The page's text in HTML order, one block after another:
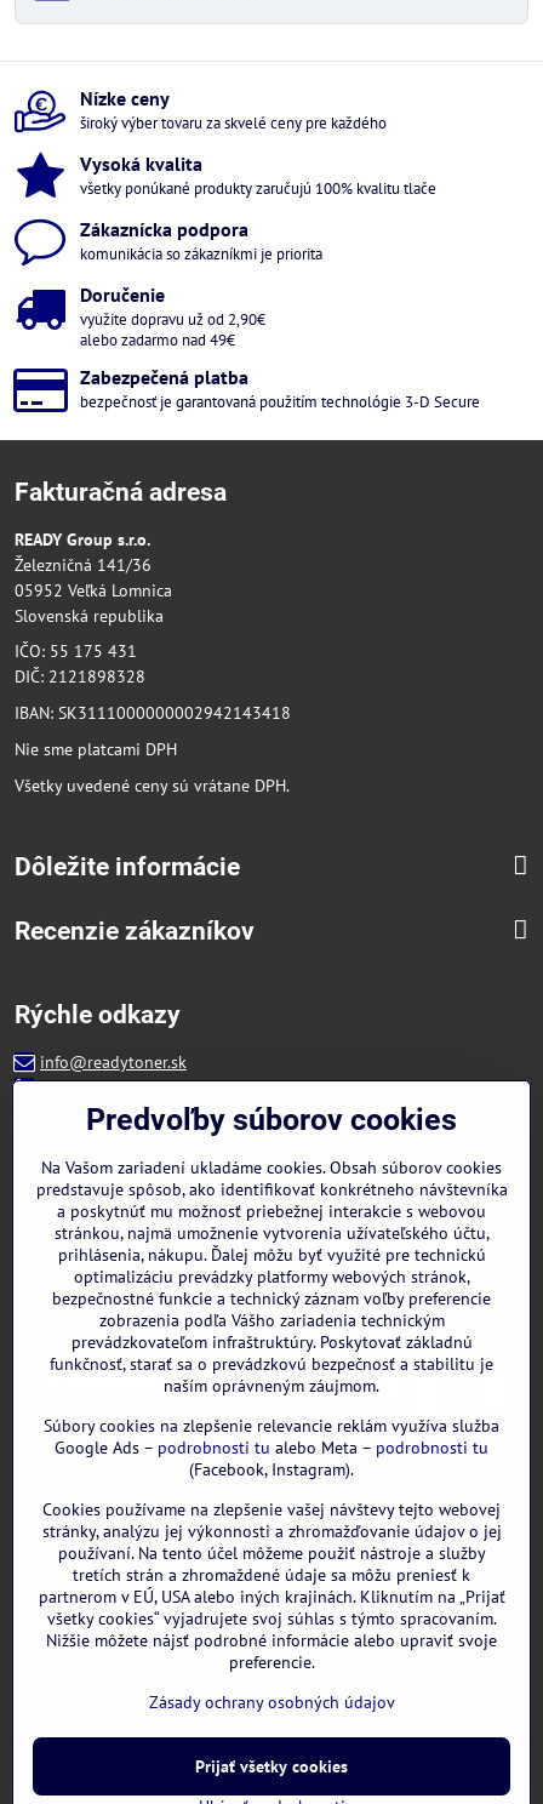
Nízke ceny
široký výber tovaru za skvelé ceny pre každého
Vysoká kvalita
všetky ponúkané produkty zaručujú 100% kvalitu tlače
Zákaznícka podpora
komunikácia so zákazníkmi je priorita
Doručenie
využite dopravu už od 2,90€
alebo zadarmo nad 49€
Zabezpečená platba
bezpečnosť je garantovaná použitím technológie 3-D Secure
Fakturačná adresa
READY Group s.r.o.
Železničná 141/36
05952 Veľká Lomnica
Slovenská republika
IČO: 55 175 431
DIČ: 2121898328
IBAN: SK3111000000002942143418
Nie sme platcami DPH
Všetky uvedené ceny sú vrátane DPH.
Dôležite informácie
Recenzie zákazníkov
Rýchle odkazy
info@readytoner.sk
+421 944 322 536 (PO-PIA: 09:00- 15:00)
Facebook
WhatsApp
GOOGLE recenzie:
©2026Copyright
Predvoľby súkromiaZásady ochrany osobných údajov
Predvoľby súborov cookies
Na Vašom zariadení ukladáme cookies. Obsah súborov cookies
predstavuje spôsob, ako identifikovať konkrétneho návštevníka
a poskytnúť mu možnosť priebežnej interakcie s webovou
stránkou, najmä umožnenie vytvorenia užívateľského účtu,
prihlásenia, nákupu. Ďalej môžu byť využité pre technickú
optimalizáciu prevádzky platformy webových stránok,
bezpečnostné funkcie a technický záznam voľby preferencie
zobrazenia podľa Vášho zariadenia technickým
prevádzkovateľom infraštruktúry. Poskytovať základnú
funkčnosť, starať sa o prevádzkovú bezpečnosť a stabilitu je
naším oprávneným záujmom.
Súbory cookies na zlepšenie relevancie reklám využíva služba
Google Ads – podrobnosti tu alebo Meta – podrobnosti tu
(Facebook, Instagram).
Cookies používame na zlepšenie vašej návštevy tejto webovej
stránky, analýzu jej výkonnosti a zhromažďovanie údajov o jej
používaní. Na tento účel môžeme použiť nástroje a služby
tretích strán a zhromaždené údaje sa môžu preniesť k
partnerom v EÚ, USA alebo iných krajinách. Kliknutím na „Prijať
všetky cookies“ vyjadrujete svoj súhlas s týmto spracovaním.
Nižšie môžete nájsť podrobné informácie alebo upraviť svoje
preferencie.
Zásady ochrany osobných údajov
Prijať všetky cookies